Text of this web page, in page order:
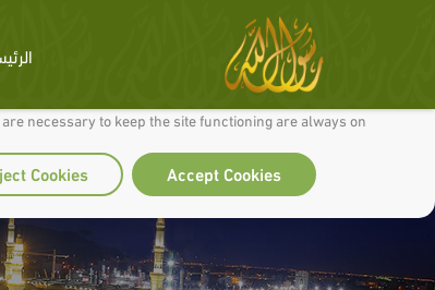
our site work well for you and so we can continually improve it.
necessary to keep the site functioning are always on
Accept Cookies
Cookies